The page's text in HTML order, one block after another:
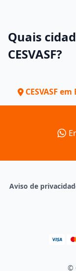
Quais
CESVASF?
CESVASF
Aviso de
©